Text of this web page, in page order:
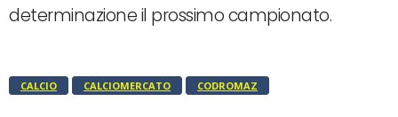
determinazione il prossimo campionato.
CALCIO CALCIOMERCATO CODROMAZ